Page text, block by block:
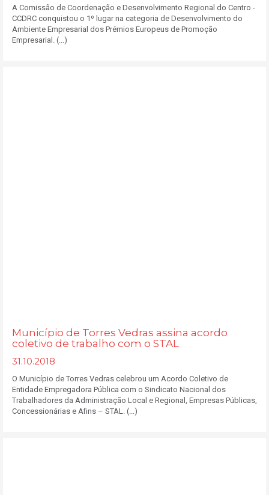
A Comissão de Coordenação e Desenvolvimento Regional do Centro -
CCDRC conquistou o 1º lugar na categoria de Desenvolvimento do
Ambiente Empresarial dos Prémios Europeus de Promoção
Empresarial. (...)
Município de Torres Vedras assina acordo
coletivo de trabalho com o STAL
31.10.2018
O Município de Torres Vedras celebrou um Acordo Coletivo de
Entidade Empregadora Pública com o Sindicato Nacional dos
Trabalhadores da Administração Local e Regional, Empresas Públicas,
Concessionárias e Afins – STAL. (...)